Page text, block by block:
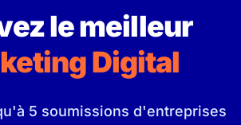
le meilleur
Digital
5 soumissions d'entreprises